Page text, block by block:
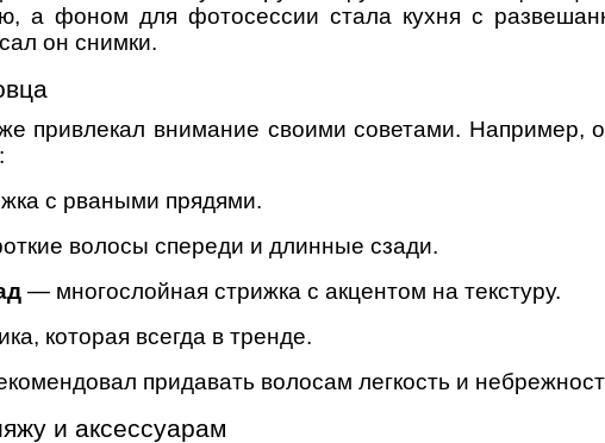
а фоном для фотосессии стала кухня с
он снимки.
привлекал внимание своими советами. Например,
с рваными прядями.
волосы спереди и длинные сзади.
— многослойная стрижка с акцентом на текстуру.
которая всегда в тренде.
придавать волосам легкость и
и аксессуарам